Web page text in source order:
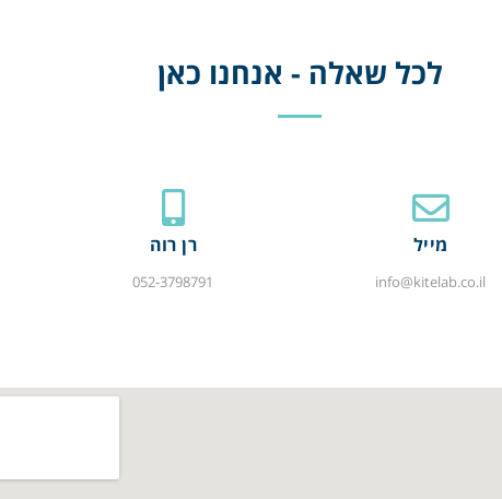
לכל שאלה - אנחנו כאן
מייל
info@kitelab.co.il
רן רוה
052-3798791